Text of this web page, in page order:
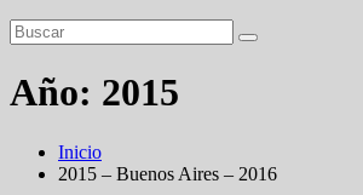
Año: 2015
Inicio
2015 – Buenos Aires – 2016